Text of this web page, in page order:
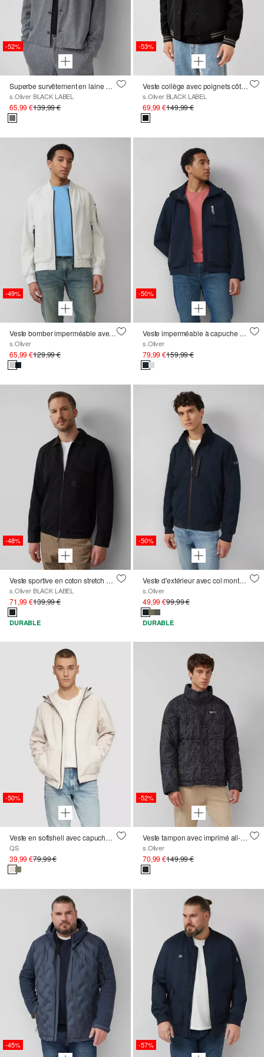
-52%
Superbe survêtement en laine mélangée avec bords ouverts
s.Oliver BLACK LABEL
65,99 €139,99 €
-53%
Veste collège avec poignets côtelés et patch logo
s.Oliver BLACK LABEL
69,99 €149,99 €
-49%
Veste bomber imperméable avec détail sur la manche
s.Oliver
65,99 €129,99 €
-50%
Veste imperméable à capuche et détail réfléchissant
s.Oliver
79,99 €159,99 €
-48%
Veste sportive en coton stretch haut de gamme
s.Oliver BLACK LABEL
71,99 €139,99 €
DURABLE
-50%
Veste d'extérieur avec col montant et détails contrastés
s.Oliver
49,99 €99,99 €
DURABLE
-50%
Veste en softshell avec capuche et poignets côtelés
QS
39,99 €79,99 €
-52%
Veste tampon avec imprimé all-over et col intérieur en velours côtelé
s.Oliver
70,99 €149,99 €
-45% -57%